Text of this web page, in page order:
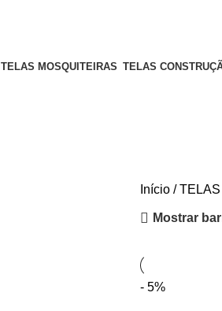
TELAS MOSQUITEIRAS TELAS
Início
Mostrar
- 5%